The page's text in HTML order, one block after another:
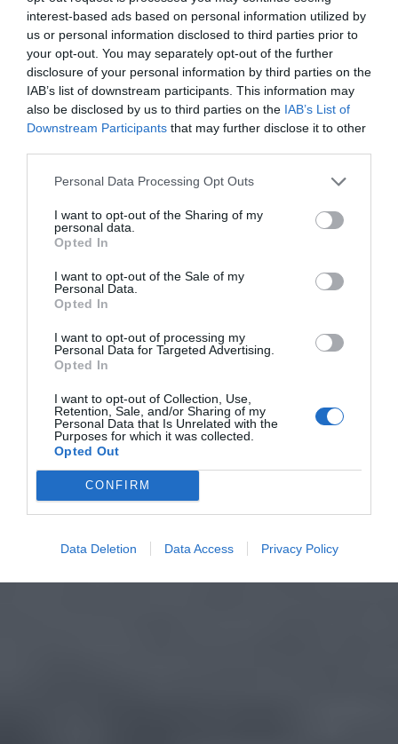
interest-based ads based on personal information utilized by
us or personal information disclosed to third parties prior to
your opt-out. You may separately opt-out of the further
disclosure of your personal information by third parties on the
IAB’s list of downstream participants. This information may
also be disclosed by us to third parties on the IAB’s List of
Downstream Participants that may further disclose it to other
Personal Data Processing Opt Outs
I want to opt-out of the Sharing of my
personal data.
Opted In
I want to opt-out of the Sale of my
Personal Data.
Opted In
I want to opt-out of processing my
Personal Data for Targeted Advertising.
Opted In
I want to opt-out of Collection, Use,
Retention, Sale, and/or Sharing of my
Personal Data that Is Unrelated with the
Purposes for which it was collected.
Opted Out
CONFIRM
Data Deletion Data Access Privacy Policy